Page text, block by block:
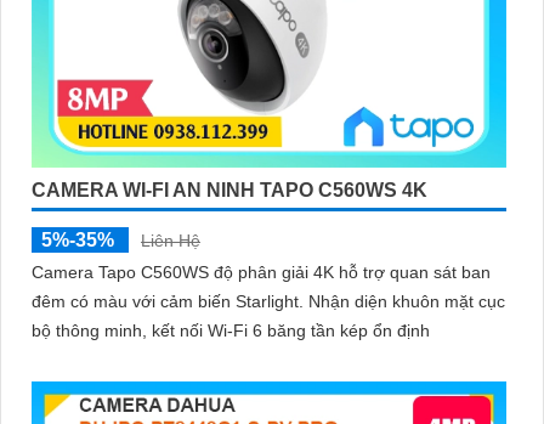
CAMERA WI-FI AN NINH TAPO C560WS 4K
5%-35%
Liên Hệ
Camera Tapo C560WS độ phân giải 4K hỗ trợ quan sát ban
đêm có màu với cảm biến Starlight. Nhận diện khuôn mặt cục
bộ thông minh, kết nối Wi-Fi 6 băng tần kép ổn định